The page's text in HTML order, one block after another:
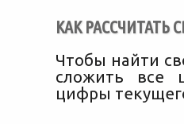
КАК
Чтобы найти
сложить все
цифры